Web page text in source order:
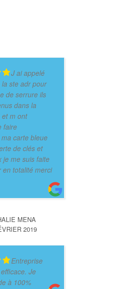
J ai appelé
ste adr pour
de serrure ils
dans la
m ont
faire
carte bleue
de clés et
je me suis faite
en totalité merci
MENA
2019
Entreprise
Je
à 100%